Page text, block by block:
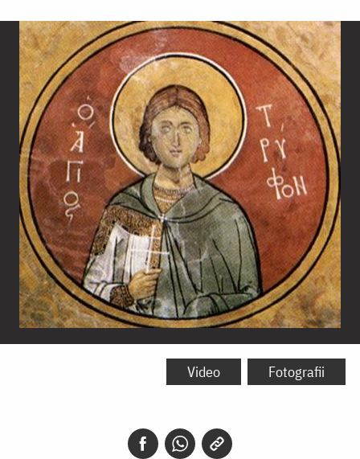
Sfântul
Video Fotografii